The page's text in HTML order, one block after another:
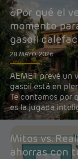
¿Por qué el
momento
gasoil
28 MAYO, 2026
AEMET prevé un
gasoil está en
Te contamos por
es la jugada
Mitos vs.
ahorras con